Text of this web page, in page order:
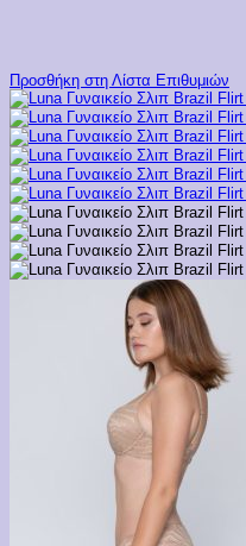
Προσθήκη στη Λίστα Επιθυμιών